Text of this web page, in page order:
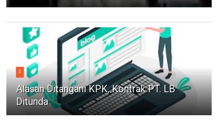
5
Alasan Ditangani KPK, Kontrak PT. LB
Ditunda